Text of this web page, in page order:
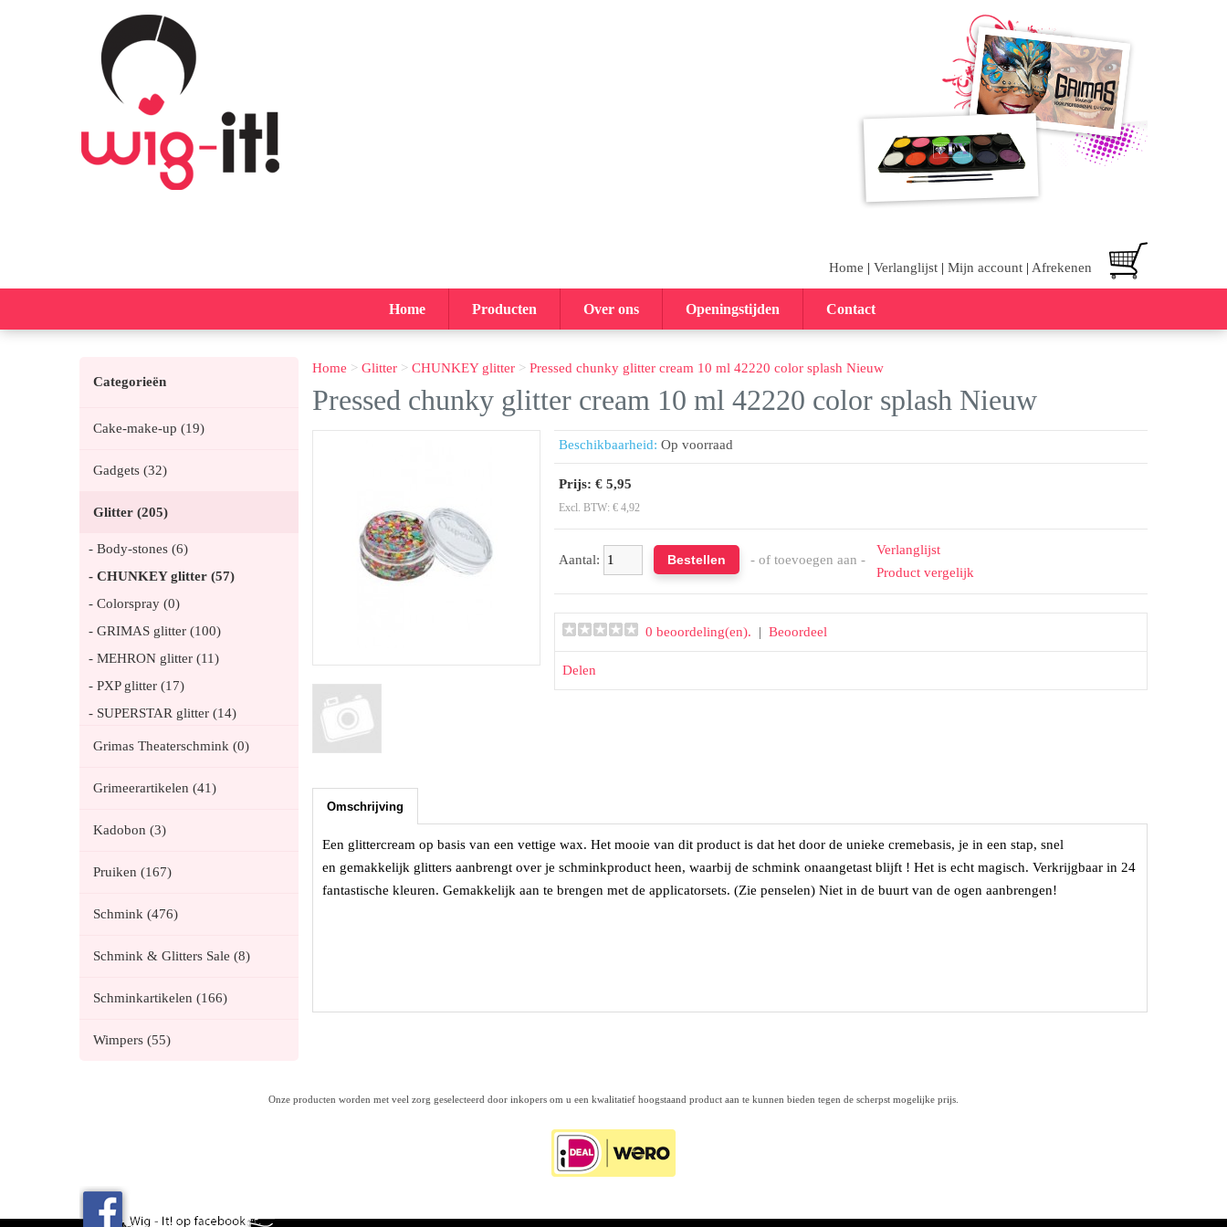
Home | Verlanglijst | Mijn account | Afrekenen
Home Producten Over ons Openingstijden Contact
Categorieën
Cake-make-up (19)
Gadgets (32)
Glitter (205)
- Body-stones (6)
- CHUNKEY glitter (57)
- Colorspray (0)
- GRIMAS glitter (100)
- MEHRON glitter (11)
- PXP glitter (17)
- SUPERSTAR glitter (14)
Grimas Theaterschmink (0)
Grimeerartikelen (41)
Kadobon (3)
Pruiken (167)
Schmink (476)
Schmink & Glitters Sale (8)
Schminkartikelen (166)
Wimpers (55)
Home > Glitter > CHUNKEY glitter > Pressed chunky glitter cream 10 ml 42220 color splash Nieuw
Pressed chunky glitter cream 10 ml 42220 color splash Nieuw
Beschikbaarheid: Op voorraad
Prijs: € 5,95
Excl. BTW: € 4,92
Aantal: - of toevoegen aan -
Verlanglijst
Product vergelijk
0 beoordeling(en). | Beoordeel
Delen
Omschrijving
Een glittercream op basis van een vettige wax. Het mooie van dit product is dat het door de unieke cremebasis, je in een stap, snel
en gemakkelijk glitters aanbrengt over je schminkproduct heen, waarbij de schmink onaangetast blijft ! Het is echt magisch. Verkrijgbaar in 24
fantastische kleuren. Gemakkelijk aan te brengen met de applicatorsets. (Zie penselen) Niet in de buurt van de ogen aanbrengen!
Onze producten worden met veel zorg geselecteerd door inkopers om u een kwalitatief hoogstaand product aan te kunnen bieden tegen de scherpst mogelijke prijs.